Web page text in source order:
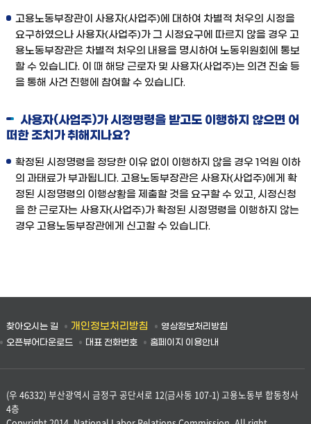
고용노동부장관이 사용자(사업주)에 대하여 차별적 처우의 시정을
요구하였으나 사용자(사업주)가 그 시정요구에 따르지 않을 경우 고
용노동부장관은 차별적 처우의 내용을 명시하여 노동위원회에 통보
할 수 있습니다. 이 때 해당 근로자 및 사용자(사업주)는 의견 진술 등
을 통해 사건 진행에 참여할 수 있습니다.
사용자(사업주)가 시정명령을 받고도 이행하지 않으면 어
떠한 조치가 취해지나요?
확정된 시정명령을 정당한 이유 없이 이행하지 않을 경우 1억원 이하
의 과태료가 부과됩니다. 고용노동부장관은 사용자(사업주)에게 확
정된 시정명령의 이행상황을 제출할 것을 요구할 수 있고, 시정신청
을 한 근로자는 사용자(사업주)가 확정된 시정명령을 이행하지 않는
경우 고용노동부장관에게 신고할 수 있습니다.
찾아오시는 길 개인정보처리방침
영상정보처리방침
오픈뷰어다운로드
대표 전화번호 홈페이지 이용안내
(우 46332) 부산광역시 금정구 공단서로 12(금사동 107-1) 고용노동부 합동청사
4층